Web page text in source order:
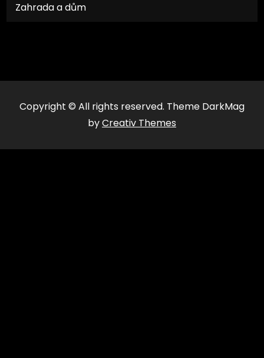
Zahrada a dům
Copyright © All rights reserved. Theme DarkMag
byCreativ Themes